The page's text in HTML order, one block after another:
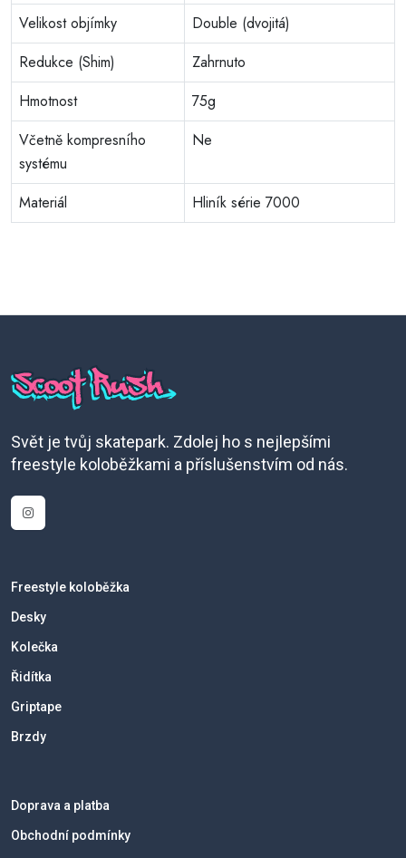
Velikost objímky
Double (dvojitá)
Redukce (Shim)
Zahrnuto
Hmotnost
75g
Včetně kompresního
systému
Ne
Materiál Hliník série 7000
Svět je tvůj skatepark. Zdolej ho s nejlepšími
freestyle koloběžkami a příslušenstvím od nás.
Freestyle koloběžka
Desky
Kolečka
Řidítka
Griptape
Brzdy
Doprava a platba
Obchodní podmínky